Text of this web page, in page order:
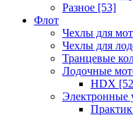
Разное [53]
Флот
Чехлы для
Чехлы для
Транцевые
Лодочные
HDX
Электронные
Практик